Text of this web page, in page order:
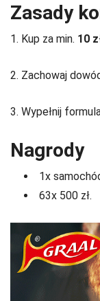
Zasady
1. Kup za min. 10
2. Zachowaj
3. Wypełnij
Nagrody
1x
63x 500 zł.